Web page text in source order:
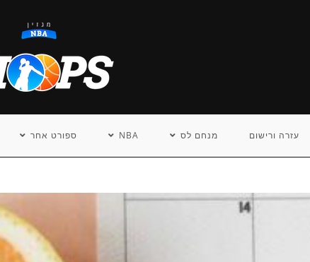
עזרה ורישום מנחם לס NBA ספורט אחר